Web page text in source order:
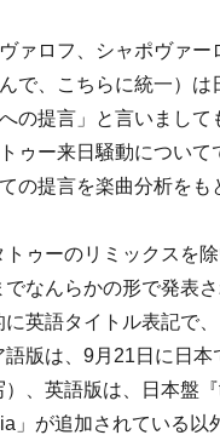
ァロフ、シャポヴァ
で、こちらに統一）
の提言」と言いまし
ゥー来日騒動につい
の提言を楽曲分析をも
トゥーのリミックスを
でなんらかの形で発表
に英語タイトル表記で
版は、9月21日に日本
）、英語版は、日本盤
」が追加されている以